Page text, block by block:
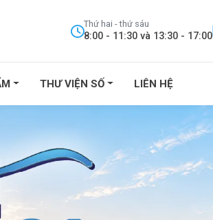
Thứ hai - thứ sáu
8:00 - 11:30 và 13:30 - 17:00
THƯ VIỆN SỐ LIÊN HỆ